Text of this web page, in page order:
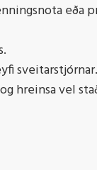
eða
hreinsa vel